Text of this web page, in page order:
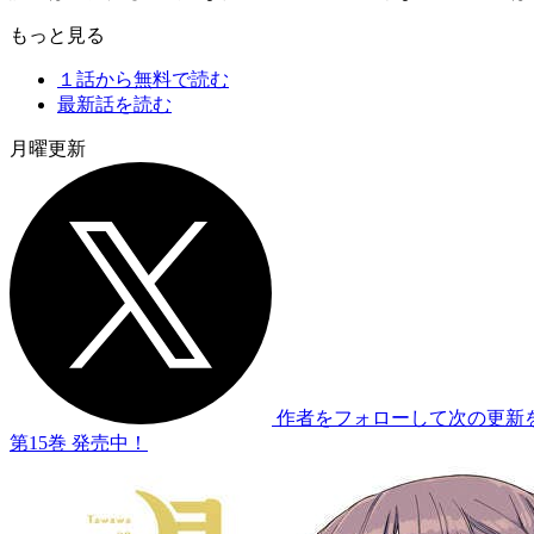
もっと見る
１話から無料で読む
最新話を読む
月曜更新
作者をフォローして次の更新
第15巻 発売中！